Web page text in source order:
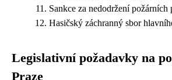
Sankce za nedodržení požárních
Hasičský záchranný sbor
Legislativní požadavky na
Praze